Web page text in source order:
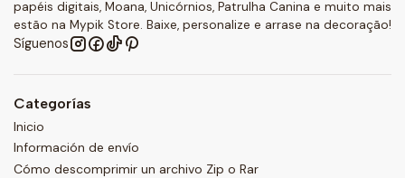
papéis digitais, Moana, Unicórnios, Patrulha Canina e muito mais
estão na Mypik Store. Baixe, personalize e arrase na decoração!
Síguenos
Categorías
Inicio
Información de envío
Cómo descomprimir un archivo Zip o Rar